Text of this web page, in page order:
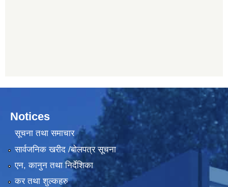
Notices
सूचना तथा समाचार
सार्वजनिक खरीद /बोलपत्र सूचना
एन, कानुन तथा निर्देशिका
कर तथा शुल्कहरु